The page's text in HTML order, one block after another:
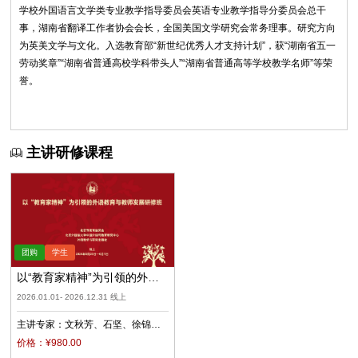
学校外国语言文学类专业教学指导委员会英语专业教学指导分委员会总干
事，湖南省翻译工作者协会会长，全国美国文学研究会常务理事。研究方向
为英美文学与文化。入选教育部“新世纪优秀人才支持计划”，获“湖南省五一
劳动奖章”“湖南省普通高校学科带头人”“湖南省普通高等学校教学名师”等荣
誉。
主讲研修课程
以“教育家精神”为引领的外语
教育与教师发展（录播）
2026.01.01- 2026.12.31 线上
主讲专家：文秋芳 石坚
徐锦
芬
侯俊霞 曾艳钰
庆宗
价格：¥980.00